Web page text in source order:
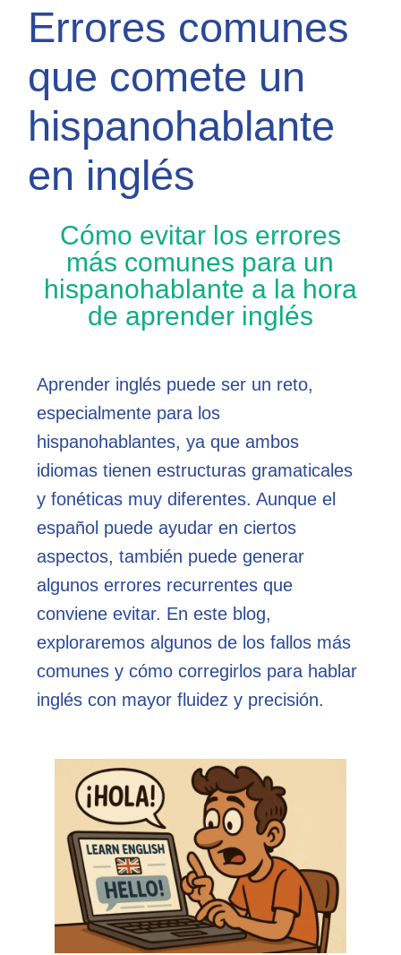
Errores comunes
que comete un
hispanohablante
en inglés
Cómo evitar los errores
más comunes para un
hispanohablante a la hora
de aprender inglés
Aprender inglés puede ser un reto,
especialmente para los
hispanohablantes, ya que ambos
idiomas tienen estructuras gramaticales
y fonéticas muy diferentes. Aunque el
español puede ayudar en ciertos
aspectos, también puede generar
algunos errores recurrentes que
conviene evitar. En este blog,
exploraremos algunos de los fallos más
comunes y cómo corregirlos para hablar
inglés con mayor fluidez y precisión.